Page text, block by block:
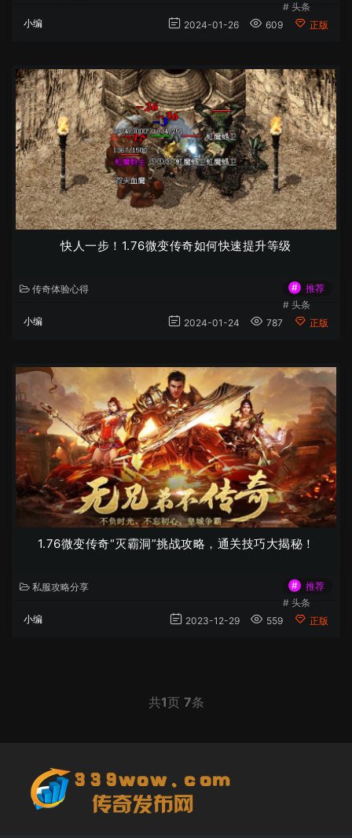
# 头条
小编
2024-01-26 609 正版
快人一步！1.76微变传奇如何快速提升等级
传奇体验心得 #
推荐
# 头条
小编
2024-01-24 787 正版
​1.76微变传奇“灭霸洞”挑战攻略，通关技巧大揭秘！
私服攻略分享 #
推荐
# 头条
小编
2023-12-29 559 正版
共1页 7条